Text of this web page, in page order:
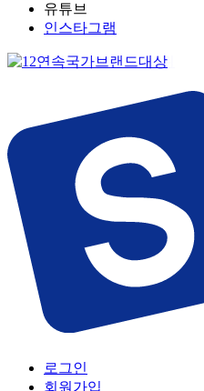
유튜브
인스타그램
로그인
회원가입